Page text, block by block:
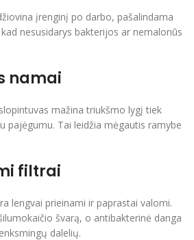
įrenginį po darbo, pašalindama
nesusidarys bakterijos ar nemalonūs
namai
mažina triukšmo lygį tiek
pajėgumu. Tai leidžia mėgautis ramybe
filtrai
lengvai prieinami ir paprastai valomi.
švarą, o antibakterinė danga
dalelių.